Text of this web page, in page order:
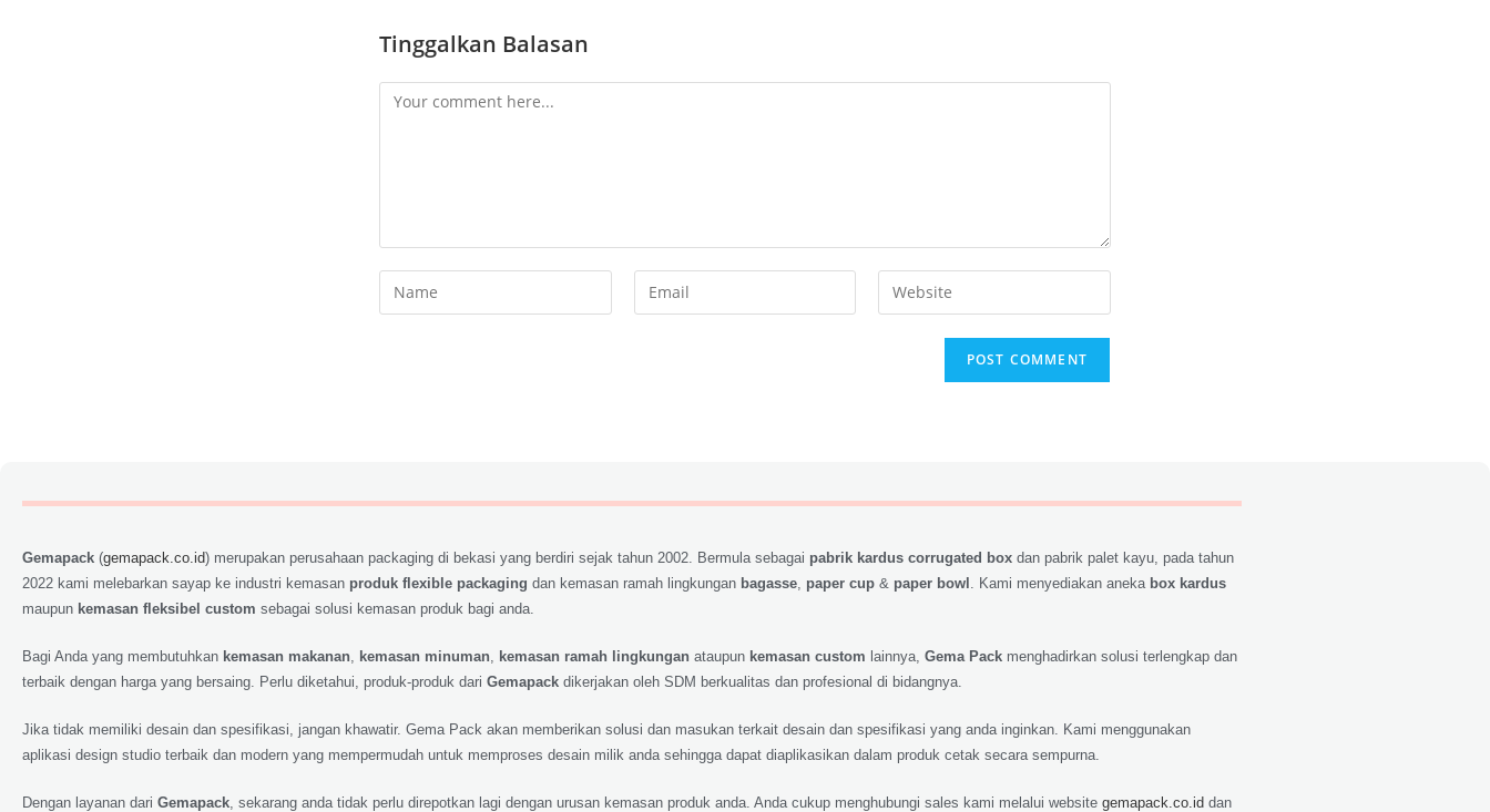
Tinggalkan Balasan
Gemapack (gemapack.co.id) merupakan perusahaan packaging di bekasi yang berdiri sejak tahun 2002. Bermula sebagai pabrik kardus corrugated box dan pabrik palet kayu, pada tahun
2022 kami melebarkan sayap ke industri kemasan produk flexible packaging dan kemasan ramah lingkungan bagasse paper cup & paper bowl . Kami menyediakan aneka box kardus
maupun kemasan fleksibel custom sebagai solusi kemasan produk bagi anda.
Bagi Anda yang membutuhkan kemasan makanan kemasan minuman kemasan ramah lingkungan ataupun kemasan custom lainnya, Gema Pack menghadirkan solusi terlengkap dan
terbaik dengan harga yang bersaing. Perlu diketahui, produk-produk dari Gemapack dikerjakan oleh SDM berkualitas dan profesional di bidangnya.
Jika tidak memiliki desain dan spesifikasi, jangan khawatir. Gema Pack akan memberikan solusi dan masukan terkait desain dan spesifikasi yang anda inginkan. Kami menggunakan
aplikasi design studio terbaik dan modern yang mempermudah untuk memproses desain milik anda sehingga dapat diaplikasikan dalam produk cetak secara sempurna.
Dengan layanan dari Gemapack , sekarang anda tidak perlu direpotkan lagi dengan urusan kemasan produk anda. Anda cukup menghubungi sales kami melalui website gemapack.co.id dan